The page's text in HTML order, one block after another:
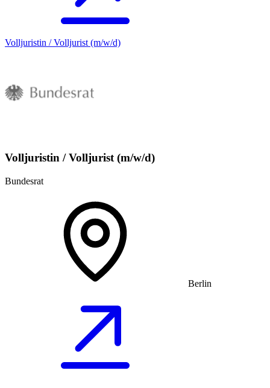
Volljuristin / Volljurist (m/w/d)
Volljuristin / Volljurist (m/w/d)
Bundesrat
Berlin